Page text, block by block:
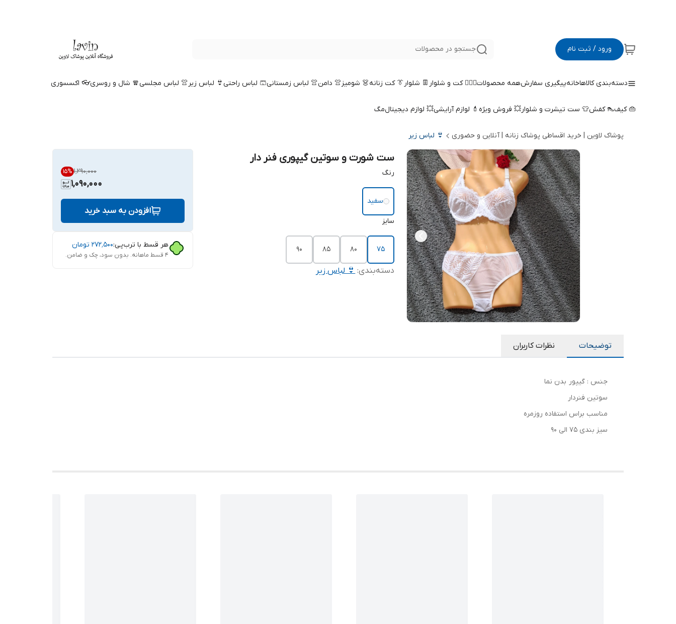
ورود / ثبت نام جستجو در محصولات
دسته‌بندی کالاهاخانهپیگیری سفارشهمه محصولات🤵🏻‍♀️ کت و شلوار 👖 شلوار👔 کت زنانه👗 شومیز👚 دامن👚 لباس زمستانی🩳 لباس راحتی👙 لباس زیر👚 لباس مجلسی🧣 شال و روسری👓 اکسسوری
👜 کیف👠 کفش👕 ست تیشرت و شلوار💥 فروش ویژه 💄 لوازم آرایشی💥 لوازم دیجیتالمگ
پوشاک لاوین | خرید اقساطی پوشاک زنانه | آنلاین و حضوری 👙 لباس زیر
ست شورت و سوتین گیپوری فنر دار
رنگ
سفید
سایز
75
80
85
90
دسته‌بندی:👙 لباس زیر
۱٬۲۹۰٬۰۰۰ 15%
1,090,000
افزودن به سبد خرید
هر قسط با ترب‌پی:۲۷۲٬۵۰۰ تومان
۴ قسط ماهانه. بدون سود، چک و ضامن.
توضیحات نظرات کاربران
جنس : گیپور بدن نما
سوتین فنردار
مناسب براس استفاده روزمره
سیز بندی 75 الی 90